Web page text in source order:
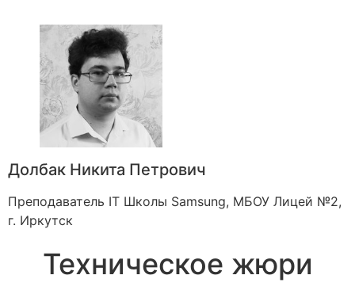
Долбак Никита Петрович
Преподаватель IT Школы Samsung, МБОУ Лицей №2,
г. Иркутск
Техническое жюри